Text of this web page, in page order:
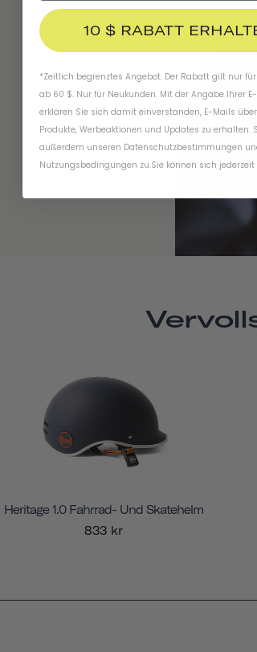
Heritage 1.0 Fahrrad- Und Skatehelm
833 kr
10 $ RABATT
*Zeitlich begrenztes Angebot. Der Rabatt gilt nur
ab 60 $. Nur für Neukunden. Mit der Angabe Ihrer
erklären Sie sich damit einverstanden, E-Mails
Produkte, Werbeaktionen und Updates zu erhalten.
außerdem unseren Datenschutzbestimmungen
Nutzungsbedingungen zu.Sie können sich